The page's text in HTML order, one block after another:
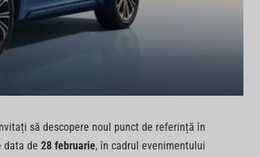
să descopere noul punct de referință în
data de 28 februarie, în cadrul evenimentului